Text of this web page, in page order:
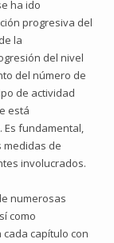
ha ido
progresiva del
la
del nivel
del número de
de actividad
está
Es fundamental,
medidas de
involucrados.
numerosas
como
capítulo con